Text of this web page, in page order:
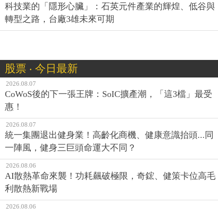
科技業的「隱形心臟」：石英元件產業的輝煌、低谷與
轉型之路，台廠3雄未來可期
股票 ‧ 今日最新
2026.08.07
CoWoS後的下一張王牌：SoIC擴產潮，「這3檔」最受
惠！
2026.08.07
統一集團退出健身業！高齡化商機、健康意識抬頭...同
一陣風，健身三巨頭命運大不同？
2026.08.06
AI散熱革命來襲！功耗飆破極限，奇鋐、健策卡位高毛
利散熱新戰場
2026.08.06